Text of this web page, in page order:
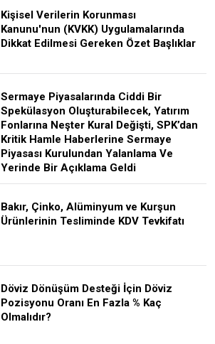
Kişisel Verilerin Korunması
Kanunu'nun (KVKK) Uygulamalarında
Dikkat Edilmesi Gereken Özet Başlıklar
Sermaye Piyasalarında Ciddi Bir
Spekülasyon Oluşturabilecek, Yatırım
Fonlarına Neşter Kural Değişti, SPK’dan
Kritik Hamle Haberlerine Sermaye
Piyasası Kurulundan Yalanlama Ve
Yerinde Bir Açıklama Geldi
Bakır, Çinko, Alüminyum ve Kurşun
Ürünlerinin Tesliminde KDV Tevkifatı
Döviz Dönüşüm Desteği İçin Döviz
Pozisyonu Oranı En Fazla % Kaç
Olmalıdır?